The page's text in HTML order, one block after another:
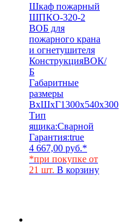
Шкаф пожарный
ШПКО-320-2
ВОБ для
пожарного крана
и огнетушителя
КонструкцияВОК/
Б
Габаритные
размеры
ВхШхГ1300х540х300
Тип
ящика:Сварной
Гарантия:true
4 667,00 руб.*
*при покупке от
21 шт. В корзину